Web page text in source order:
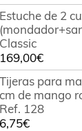
Estuche de 2
Classic
169,00€
Tijeras para
cm de mango
Ref. 128
6,75€